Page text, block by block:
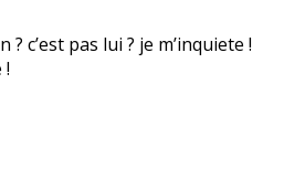
c’est pas lui ? je m’inquiete !